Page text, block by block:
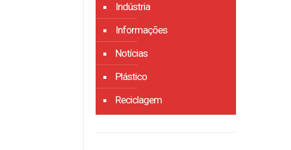
Indústria
Informações
Notícias
Plástico
Reciclagem